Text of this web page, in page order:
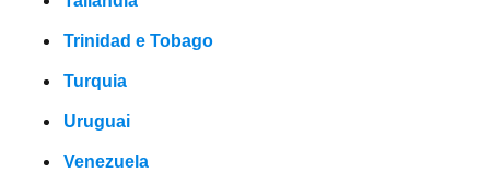
Trinidad e Tobago
Turquia
Uruguai
Venezuela